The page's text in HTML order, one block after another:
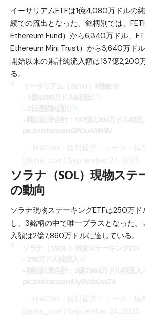
イーサリアムETFは1億4,080万ドルの
続での流出となった。銘柄別では、
Ethereum Fund）から6,340万ドル、
Ethereum Mini Trust）から3,640万ドル
開始以来の累計純流入額は137億2,200
る。
ソラナ（SOL）現物ステ
の動向
ソラナ現物ステーキングETFは250万
し、3銘柄の中で唯一プラスとなった
入額は2億7,860万ドルに達している。